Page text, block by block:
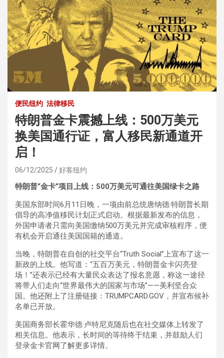
便民纽约 法律移民
特朗普金卡震撼上线：500万美元
换美国通行证，富人移民新通道开
启！
06/12/2025 好客纽约
特朗普“金卡”项目上线：500万美元可通往美国绿卡之路
美国东部时间6月11日晚，一项由前总统唐纳德·特朗普长期
倡导的高净值移民计划正式启动。根据最新发布的信息，
外国申请者只需向美国缴纳500万美元并完成审核程序，便
有机会开启通往美国国籍的通道。
当晚，特朗普在自创的社交平台“Truth Social”上宣布了这一
新政的上线。他写道：“五百万美元，特朗普金卡闪亮登
场！”还表示已经有大量民众表达了报名意愿，称这一途径
将带人们走向“世界最伟大的国家与市场”——美利坚合众
国。他还附上了注册链接：TRUMPCARD.GOV，并宣布候补
名单已开放。
美国商务部长霍华德·卢特尼克随后也在社交媒体上转发了
相关信息。他表示，长时间的等待终于结束，并鼓励人们
登录金卡官网了解更多详情。